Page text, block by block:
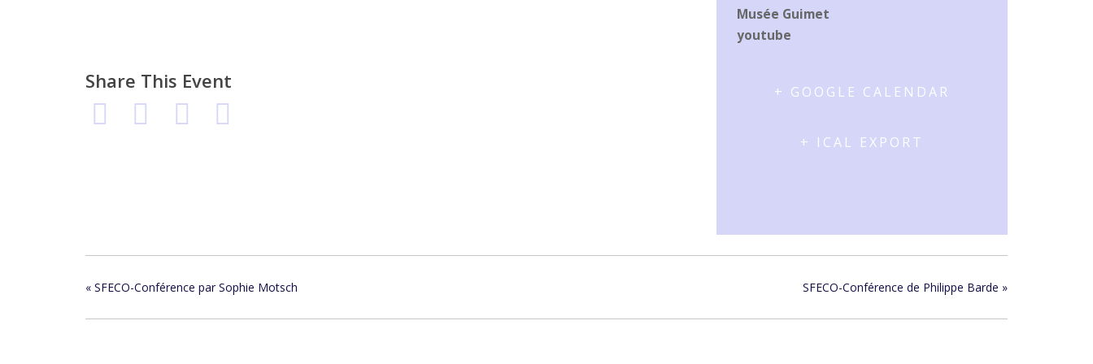
Share This Event
Musée Guimet
youtube
+ GOOGLE CALENDAR
+ ICAL EXPORT
« SFECO-Conférence par Sophie Motsch SFECO-Conférence de Philippe Barde »